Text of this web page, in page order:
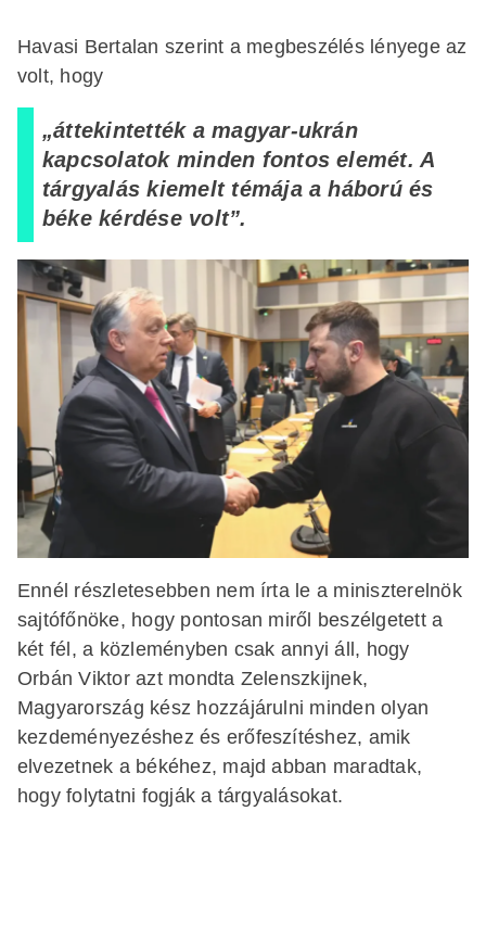
Havasi Bertalan szerint a megbeszélés lényege az
volt, hogy
„áttekintették a magyar-ukrán
kapcsolatok minden fontos elemét. A
tárgyalás kiemelt témája a háború és
béke kérdése volt”.
Ennél részletesebben nem írta le a miniszterelnök
sajtófőnöke, hogy pontosan miről beszélgetett a
két fél, a közleményben csak annyi áll, hogy
Orbán Viktor azt mondta Zelenszkijnek,
Magyarország kész hozzájárulni minden olyan
kezdeményezéshez és erőfeszítéshez, amik
elvezetnek a békéhez, majd abban maradtak,
hogy folytatni fogják a tárgyalásokat.